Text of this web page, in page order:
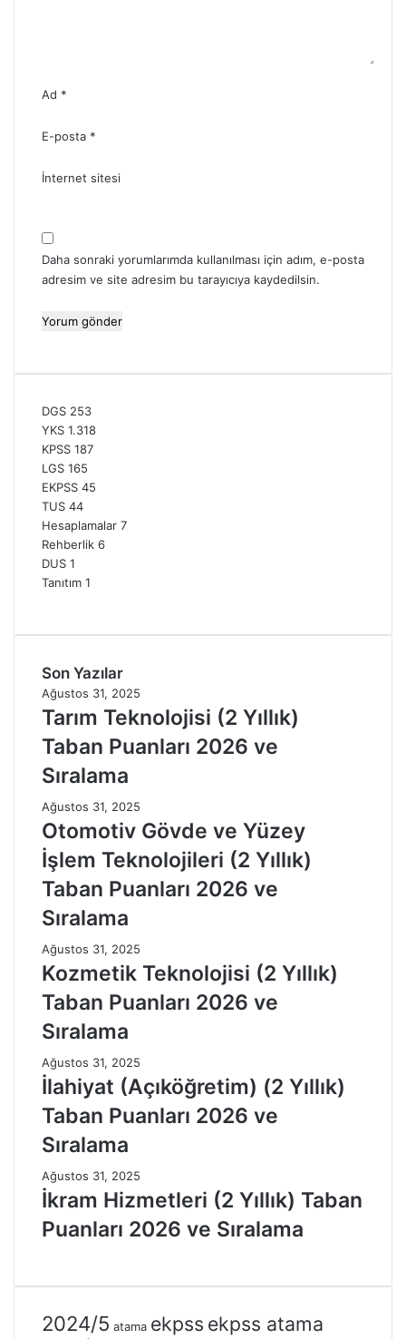
Ad *
E-posta *
İnternet sitesi
Daha sonraki yorumlarımda kullanılması için adım, e-posta
adresim ve site adresim bu tarayıcıya kaydedilsin.
DGS 253
YKS 1.318
KPSS 187
LGS 165
EKPSS 45
TUS 44
Hesaplamalar 7
Rehberlik 6
DUS 1
Tanıtım 1
Son Yazılar
Ağustos 31, 2025
Tarım Teknolojisi (2 Yıllık)
Taban Puanları 2026 ve
Sıralama
Ağustos 31, 2025
Otomotiv Gövde ve Yüzey
İşlem Teknolojileri (2 Yıllık)
Taban Puanları 2026 ve
Sıralama
Ağustos 31, 2025
Kozmetik Teknolojisi (2 Yıllık)
Taban Puanları 2026 ve
Sıralama
Ağustos 31, 2025
İlahiyat (Açıköğretim) (2 Yıllık)
Taban Puanları 2026 ve
Sıralama
Ağustos 31, 2025
İkram Hizmetleri (2 Yıllık) Taban
Puanları 2026 ve Sıralama
2024/5 atama ekpss ekpss atama